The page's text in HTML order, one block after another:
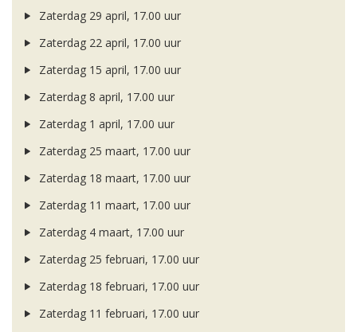
Zaterdag 29 april, 17.00 uur
Zaterdag 22 april, 17.00 uur
Zaterdag 15 april, 17.00 uur
Zaterdag 8 april, 17.00 uur
Zaterdag 1 april, 17.00 uur
Zaterdag 25 maart, 17.00 uur
Zaterdag 18 maart, 17.00 uur
Zaterdag 11 maart, 17.00 uur
Zaterdag 4 maart, 17.00 uur
Zaterdag 25 februari, 17.00 uur
Zaterdag 18 februari, 17.00 uur
Zaterdag 11 februari, 17.00 uur